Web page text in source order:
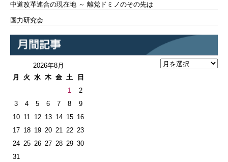
中道改革連合の現在地 ～ 離党ドミノのその先は
国力研究会
2026年8月
月
火 水 木 金 土 日
1
2
3
4 5 6 7 8
9
10 11 12 13 14 15 16
17 18 19 20 21 22 23
24 25 26 27 28 29 30
31